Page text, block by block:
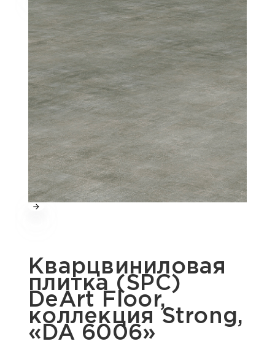
Кварцвиниловая
плитка (SPC)
DeArt Floor,
коллекция Strong,
«DA 6006»